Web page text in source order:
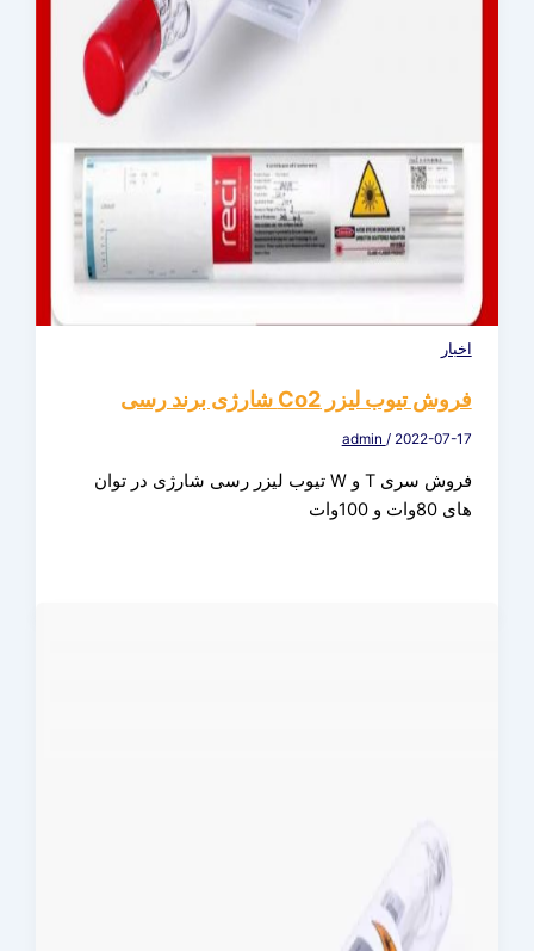
اخبار
فروش تیوب لیزر Co2 شارژی برند رسی
admin / 2022-07-17
فروش سری T و W تیوب لیزر رسی شارژی در توان
های 80وات و 100وات